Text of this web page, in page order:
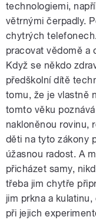
technologiemi,
větrnými čerpadly.
chytrých
pracovat vědomě a
Když se někdo
předškolní dítě
tomu, že je vlastně
tomto věku
nakloněnou rovinu,
děti na tyto zákony
úžasnou radost. A
přicházet samy,
třeba jim chytře
jim prkna a
při jejich